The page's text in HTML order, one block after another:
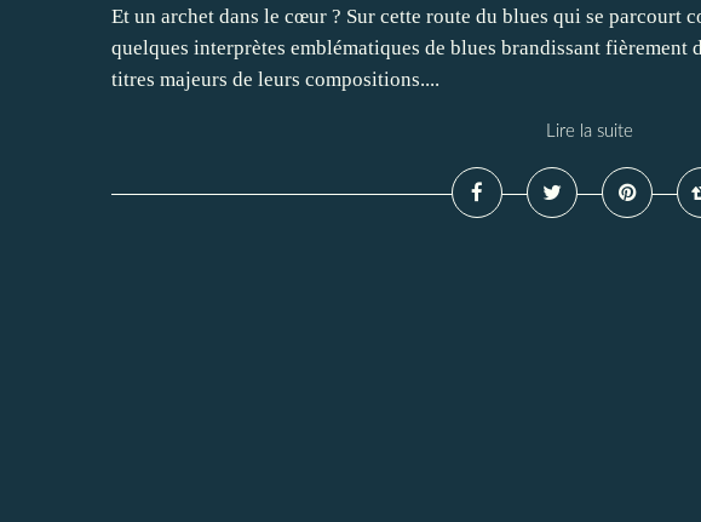
Et un archet dans le cœur ? Sur cette route du blues qui se parcourt
quelques interprètes emblématiques de blues brandissant fièrement
titres majeurs de leurs compositions....
Lire la suite